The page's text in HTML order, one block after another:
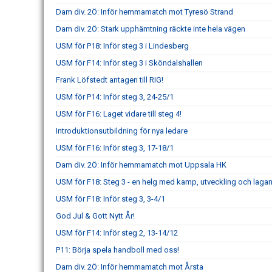
Dam div. 2Ö: Inför hemmamatch mot Tyresö Strand
Dam div. 2Ö: Stark upphämtning räckte inte hela vägen
USM för P18: Inför steg 3 i Lindesberg
USM för F14: Inför steg 3 i Sköndalshallen
Frank Löfstedt antagen till RIG!
USM för P14: Inför steg 3, 24-25/1
USM för F16: Laget vidare till steg 4!
Introduktionsutbildning för nya ledare
USM för F16: Inför steg 3, 17-18/1
Dam div. 2Ö: Inför hemmamatch mot Uppsala HK
USM för F18: Steg 3 - en helg med kamp, utveckling och
USM för F18: Inför steg 3, 3-4/1
God Jul & Gott Nytt År!
USM för F14: Inför steg 2, 13-14/12
P11: Börja spela handboll med oss!
Dam div. 2Ö: Inför hemmamatch mot Årsta